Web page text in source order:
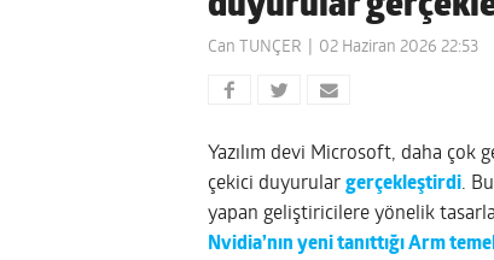
Can TUNÇER 02 Haziran 2026 22:53
Yazılım devi Microsoft, daha çok
çekici duyurular gerçekleştirdi.
yapan geliştiricilere yönelik
Nvidia’nın yeni tanıttığı Arm